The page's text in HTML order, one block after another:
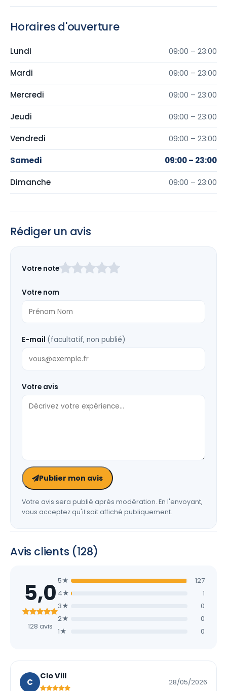
Horaires d'ouverture
Lundi 09:00 – 23:00
Mardi 09:00 – 23:00
Mercredi 09:00 – 23:00
Jeudi 09:00 – 23:00
Vendredi 09:00 – 23:00
Samedi 09:00 – 23:00
Dimanche 09:00 – 23:00
Rédiger un avis
ce
vide
Votre note
Votre nom
E-mail (facultatif, non publié)
Votre avis
Publier mon avis
Votre avis sera publié après modération. En l'envoyant,
vous acceptez qu'il soit affiché publiquement.
Avis clients (128)
5,0
128 avis
5★
127
4★
1
3★
0
2★
0
1★
0
C
Clo Vill
28/05/2026